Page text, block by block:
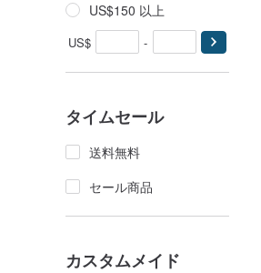
US$150 以上
US$ -
タイムセール
送料無料
セール商品
カスタムメイド